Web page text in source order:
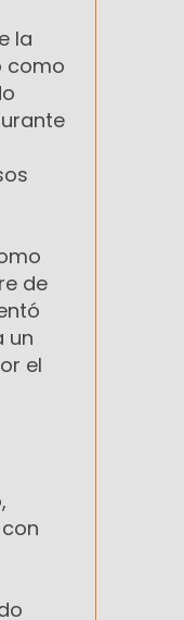
la
como
de
un
el